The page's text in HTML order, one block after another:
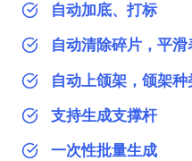
自动加底、打标
自动清除碎片，平滑
自动上颌架，颌架种
支持生成支撑杆
一次性批量生成